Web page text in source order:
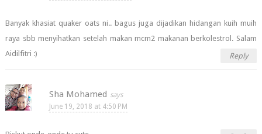
Banyak khasiat quaker oats ni.. bagus juga dijadikan hidangan kuih muih
raya sbb menyihatkan setelah makan mcm2 makanan berkolestrol. Salam
Aidilfitri :)
Reply
Sha Mohamed
June 19, 2018 at 4:50 PM